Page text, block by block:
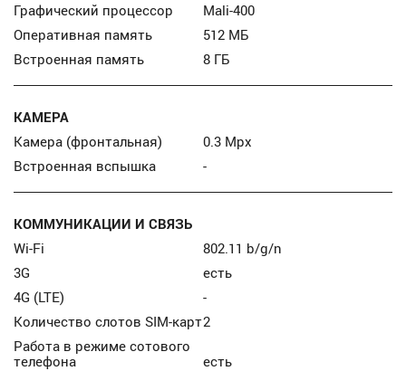
Графический процессор
Mali-400
Оперативная память
512 МБ
Встроенная память
8 ГБ
КАМЕРА
Камера (фронтальная)
0.3 Mpx
Встроенная вспышка
-
КОММУНИКАЦИИ И СВЯЗЬ
Wi-Fi
802.11 b/g/n
3G
есть
4G (LTE)
-
Количество слотов SIM-карт2
Работа в режиме сотового
телефона
есть